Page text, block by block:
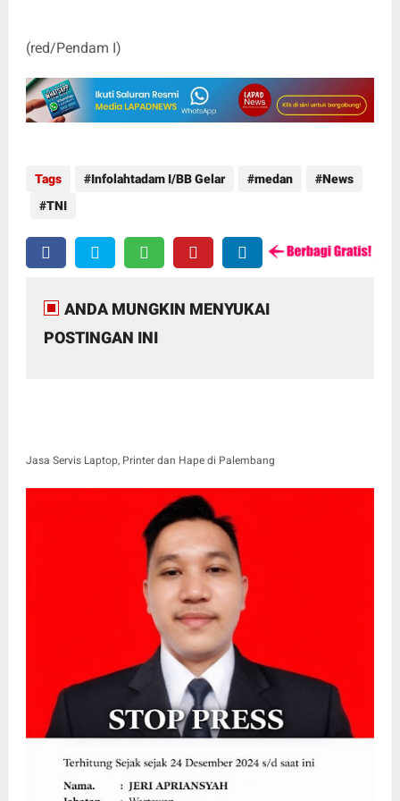
(red/Pendam I)
Tags Infolahtadam I/BB Gelar medan
News
TNI
ANDA MUNGKIN MENYUKAI
POSTINGAN INI
Jasa Servis Laptop, Printer dan Hape di Palembang